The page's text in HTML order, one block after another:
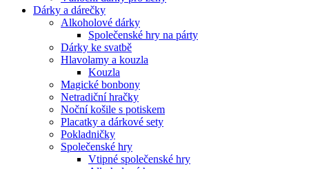
Dárky a dárečky
Alkoholové dárky
Společenské hry na párty
Dárky ke svatbě
Hlavolamy a kouzla
Kouzla
Magické bonbony
Netradiční hračky
Noční košile s potiskem
Placatky a dárkové sety
Pokladničky
Společenské hry
Vtipné společenské hry